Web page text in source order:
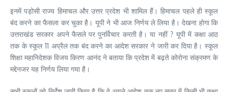
इनमें पड़ोसी राज्य हिमाचल और उत्तर प्रदेश भी शामिल हैं। हिमाचल पहले ही स्कूल
बंद करने का फैसला कर चुका है। यूपी ने भी आज निर्णय ले लिया है। देखना होगा कि
उत्तराखंड सरकार अपने फैसले पर पुनर्विचार करती है। या नहीं ? यूपी में कक्षा आठ
तक के स्कूल 11 अप्रैल तक बंद करने का आदेश सरकार ने जारी कर दिया है। स्कूल
शिक्षा महानिदेशक विजय किरण आनंद ने बताया कि प्रदेश में बढ़ते कोरोना संक्रमण के
मद्देनजर यह निर्णय लिया गया है।